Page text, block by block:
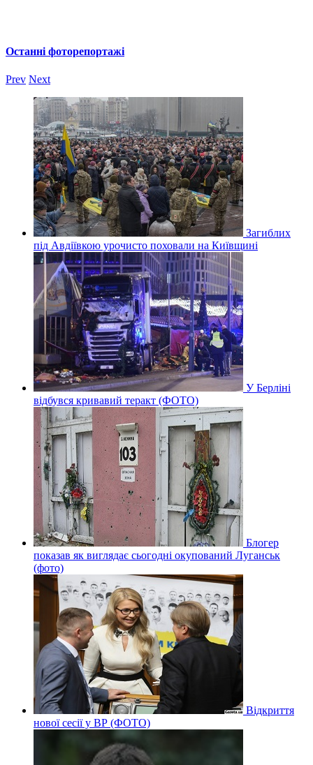
Останні фоторепортажі
Prev Next
Загиблих
під Авдіївкою урочисто поховали на Київщині
У Берліні
відбувся кривавий теракт (ФОТО)
Блогер
показав як виглядає сьогодні окупований Луганськ
(фото)
Відкриття
нової сесії у ВР (ФОТО)